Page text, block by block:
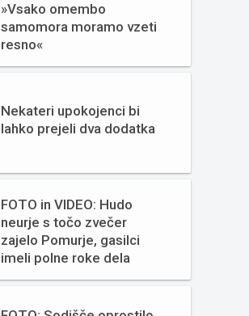
»Vsako omembo
samomora moramo vzeti
resno«
Nekateri upokojenci bi
lahko prejeli dva dodatka
FOTO in VIDEO: Hudo
neurje s točo zvečer
zajelo Pomurje, gasilci
imeli polne roke dela